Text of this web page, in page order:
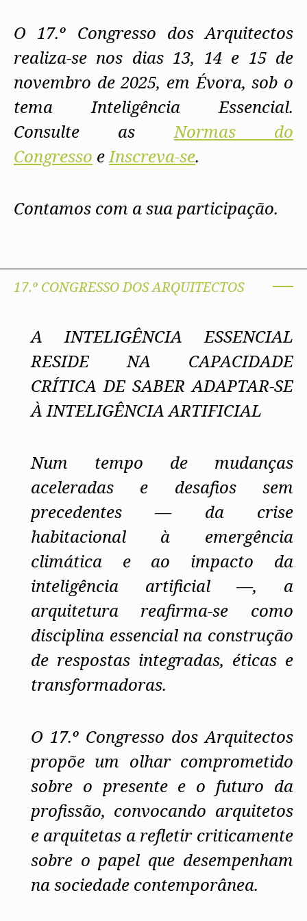
O 17.º Congresso dos Arquitectos
realiza-se nos dias 13, 14 e 15 de
novembro de 2025, em Évora, sob o
tema Inteligência Essencial.
Consulte asNormas do
Congresso eInscreva-se.
Contamos com a sua participação.
17.º CONGRESSO DOS ARQUITECTOS
A INTELIGÊNCIA ESSENCIAL
RESIDE NA CAPACIDADE
CRÍTICA DE SABER ADAPTAR-SE
À INTELIGÊNCIA ARTIFICIAL
Num tempo de mudanças
aceleradas e desafios sem
precedentes — da crise
habitacional à emergência
climática e ao impacto da
inteligência artificial —, a
arquitetura reafirma-se como
disciplina essencial na construção
de respostas integradas, éticas e
transformadoras.
O 17.º Congresso dos Arquitectos
propõe um olhar comprometido
sobre o presente e o futuro da
profissão, convocando arquitetos
e arquitetas a refletir criticamente
sobre o papel que desempenham
na sociedade contemporânea.